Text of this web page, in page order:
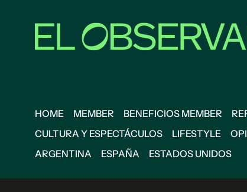
HOME MEMBER BENEFICIOS MEMBER
CULTURA Y ESPECTÁCULOS
LIFESTYLE
ARGENTINA
ESPAÑA ESTADOS UNIDOS